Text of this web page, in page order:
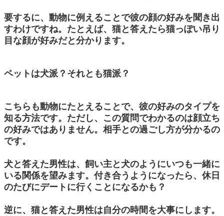
要するに、動物に例えることで彼の顔の好みを聞き出
すわけですね。たとえば、猫と答えたら猫っぽい吊り
目な顔が好みだと分かります。
ペットは犬派？それとも猫派？
こちらも動物にたとえることで、彼の好みのタイプを
知る方法です。ただし、この質問でわかるのは顔立ち
の好みではありません。相手との過ごし方が分かるの
です。
犬と答えた男性は、飼い主と犬のようにいつも一緒に
いる関係を望みます。付き合うようになったら、休日
のたびにデートに行くことになるかも？
逆に、猫と答えた男性は自分の時間を大事にします。